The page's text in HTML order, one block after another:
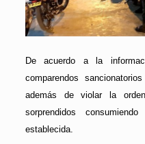
De acuerdo a la
comparendos
además de violar la
sorprendidos
establecida.